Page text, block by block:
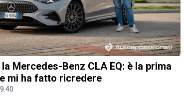
Mercedes-Benz CLA EQ: è la prima
mi ha fatto ricredere